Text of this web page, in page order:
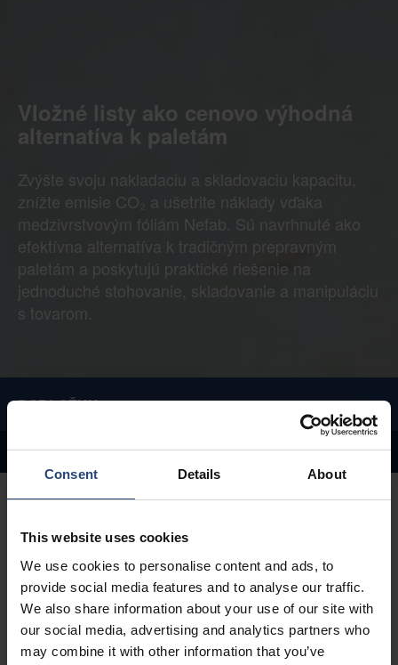
Consent Details About
This website uses cookies
We use cookies to personalise content and ads, to
provide social media features and to analyse our traffic.
We also share information about your use of our site with
our social media, advertising and analytics partners who
may combine it with other information that you’ve
Vložné listy ako cenovo výhodná
alternatíva k paletám
Zvýšte svoju nakladaciu a skladovaciu kapacitu,
znížte emisie CO₂ a ušetrite náklady vďaka
medzivrstvovým fóliám Nefab. Sú navrhnuté ako
efektívna alternatíva k tradičným prepravným
paletám a poskytujú praktické riešenie na
jednoduché stohovanie, skladovanie a manipuláciu
s tovarom.
PODLOŽKY
AplikácieVariácie Kontakt
Znížte emisie CO2
Vložky znižujú prepravnú hmotnosť vďaka svojej
kompaktnej konštrukcii, čo umožňuje prepravovať viac
tovaru na menšom priestore v porovnaní s drevenými